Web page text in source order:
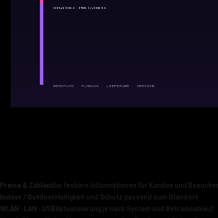
Preise & Zahlen klar lesbare Informationen für Kunden und
Indoor / Outdoor Helligkeit und Schutz passend zum Standort
WLAN · LAN · USBAktualisierung je nach System und Betriebsablauf